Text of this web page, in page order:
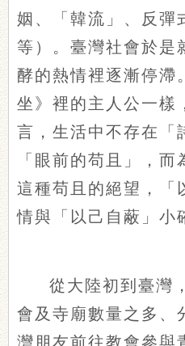
姻、「韓流」、反彈
等）。臺灣社會於是
酵的熱情裡逐漸停滯
坐》裡的主人公一樣
言，生活中不存在「
「眼前的苟且」，
這種苟且的絕望，「
情與「以己自蔽」小
從大陸初到臺灣
會及寺廟數量之多、
灣朋友前往教會參與